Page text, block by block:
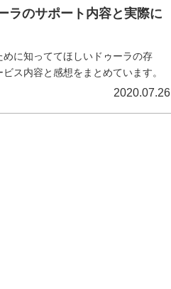
ラのサポート内容と実際に
に知っててほしいドゥーラの存
ス内容と感想をまとめています。
2020.07.26